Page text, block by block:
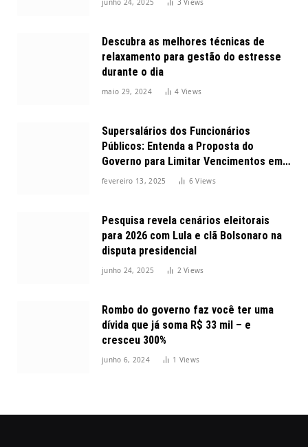
Descubra as melhores técnicas de
relaxamento para gestão do estresse
durante o dia
maio 29, 2024 4 Views
Supersalários dos Funcionários
Públicos: Entenda a Proposta do
Governo para Limitar Vencimentos em
2025
fevereiro 13, 2025 6Views
Pesquisa revela cenários eleitorais
para 2026 com Lula e clã Bolsonaro na
disputa presidencial
junho 24, 2025 2Views
Rombo do governo faz você ter uma
dívida que já soma R$ 33 mil – e
cresceu 300%
junho 6, 2024 1 Views